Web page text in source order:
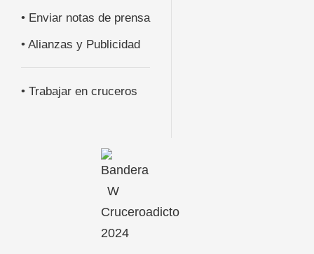
• Enviar notas de prensa
• Alianzas y Publicidad
• Trabajar en cruceros